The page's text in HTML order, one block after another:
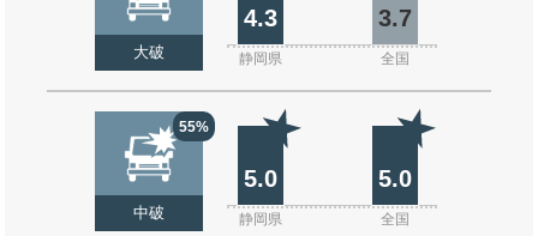
大破
4.3 3.7
静岡県 全国
55%
中破
5.0 5.0
静岡県 全国